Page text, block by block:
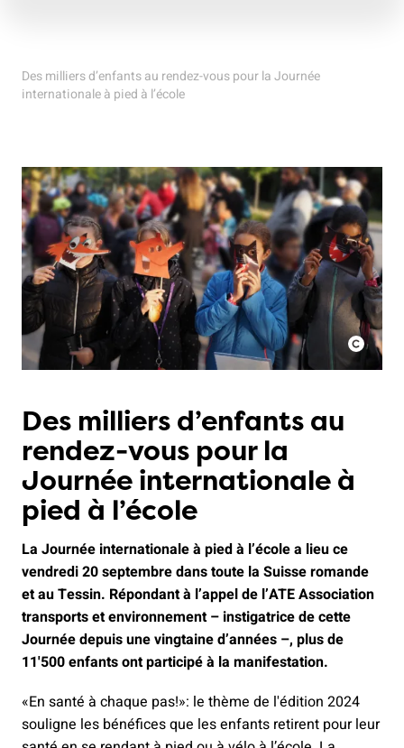
Des milliers d’enfants au rendez-vous pour la Journée
internationale à pied à l’école
Des milliers d’enfants au
rendez-vous pour la
Journée internationale à
pied à l’école
La Journée internationale à pied à l’école a lieu ce
vendredi 20 septembre dans toute la Suisse romande
et au Tessin. Répondant à l’appel de l’ATE Association
transports et environnement – instigatrice de cette
Journée depuis une vingtaine d’années –, plus de
11'500 enfants ont participé à la manifestation.
«En santé à chaque pas!»: le thème de l'édition 2024
souligne les bénéfices que les enfants retirent pour leur